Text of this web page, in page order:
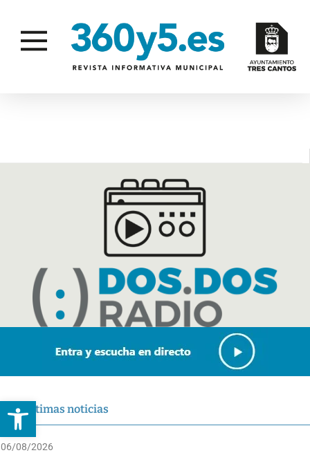
Abrir barra de herramientas
Últimas noticias
06/08/2026